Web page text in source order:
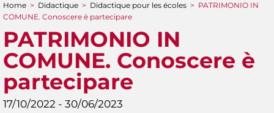
You are here
Home > Didactique > Didactique pour les écoles > PATRIMONIO IN
COMUNE. Conoscere è partecipare
PATRIMONIO IN
COMUNE. Conoscere è
partecipare
17/10/2022 - 30/06/2023